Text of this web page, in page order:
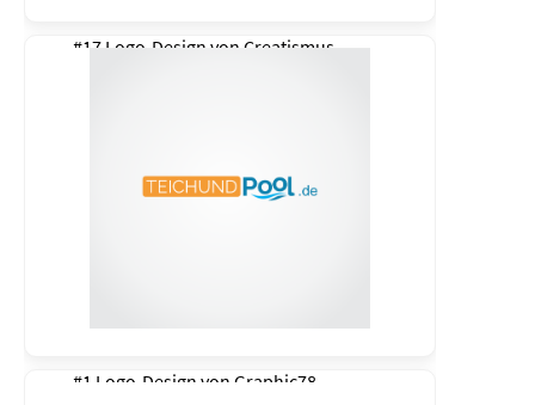
#17 Logo-Design von Creatismus
#1 Logo-Design von Graphic78